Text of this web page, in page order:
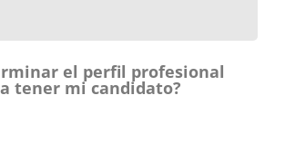
el perfil profesional
tener mi candidato?